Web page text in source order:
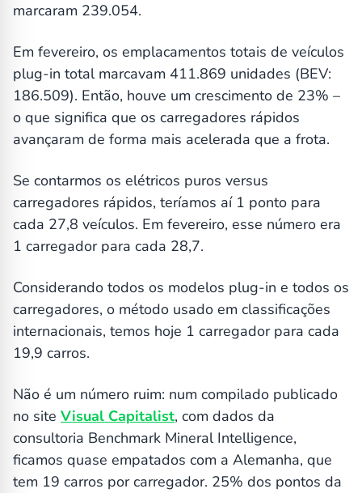
marcaram 239.054.
Em fevereiro, os emplacamentos totais de veículos
plug-in total marcavam 411.869 unidades (BEV:
186.509). Então, houve um crescimento de 23% –
o que significa que os carregadores rápidos
avançaram de forma mais acelerada que a frota.
Se contarmos os elétricos puros versus
carregadores rápidos, teríamos aí 1 ponto para
cada 27,8 veículos. Em fevereiro, esse número era
1 carregador para cada 28,7.
Considerando todos os modelos plug-in e todos os
carregadores, o método usado em classificações
internacionais, temos hoje 1 carregador para cada
19,9 carros.
Não é um número ruim: num compilado publicado
no site Visual Capitalist, com dados da
consultoria Benchmark Mineral Intelligence,
ficamos quase empatados com a Alemanha, que
tem 19 carros por carregador. 25% dos pontos da